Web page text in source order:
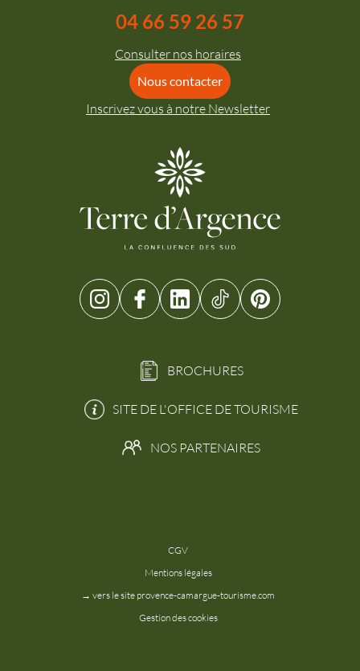
04 66 59 26 57
Consulter nos horaires
Nous contacter
Inscrivez vous à notre Newsletter
BROCHURES
SITE DE L'OFFICE DE TOURISME
NOS PARTENAIRES
CGV
Mentions légales
→ vers le site provence-camargue-tourisme.com
Gestion des cookies